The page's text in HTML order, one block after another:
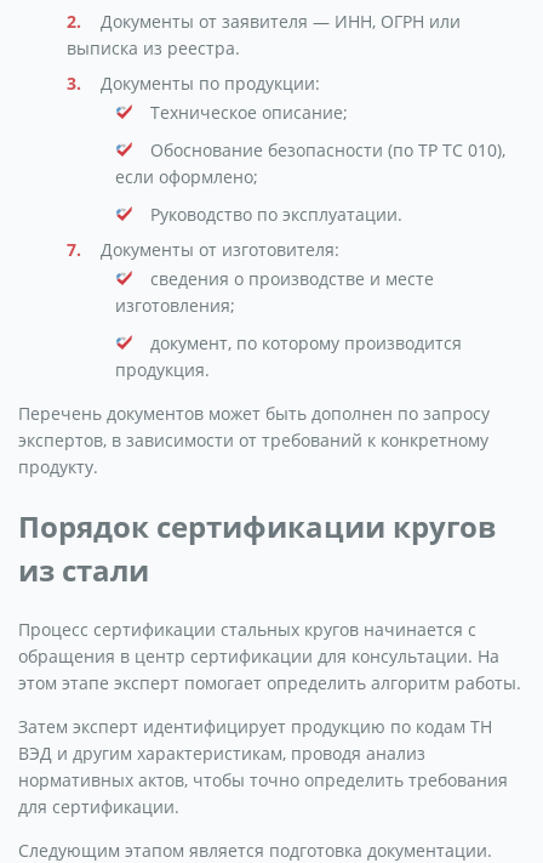
Документы от заявителя — ИНН, ОГРН или
выписка из реестра.
Документы по продукции:
Техническое описание;
Обоснование безопасности (по ТР ТС 010),
если оформлено;
Руководство по эксплуатации.
Документы от изготовителя:
сведения о производстве и месте
изготовления;
документ, по которому производится
продукция.
Перечень документов может быть дополнен по запросу
экспертов, в зависимости от требований к конкретному
продукту.
Порядок сертификации кругов
из стали
Процесс сертификации стальных кругов начинается с
обращения в центр сертификации для консультации. На
этом этапе эксперт помогает определить алгоритм работы.
Затем эксперт идентифицирует продукцию по кодам ТН
ВЭД и другим характеристикам, проводя анализ
нормативных актов, чтобы точно определить требования
для сертификации.
Следующим этапом является подготовка документации.